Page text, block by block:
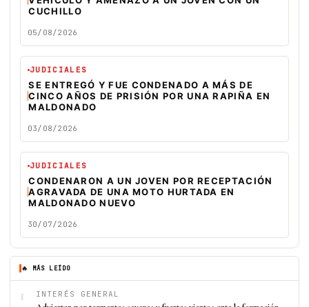
CUCHILLO
05/08/2026
JUDICIALES
SE ENTREGÓ Y FUE CONDENADO A MÁS DE
CINCO AÑOS DE PRISIÓN POR UNA RAPIÑA EN
MALDONADO
03/08/2026
JUDICIALES
CONDENARON A UN JOVEN POR RECEPTACIÓN
AGRAVADA DE UNA MOTO HURTADA EN
MALDONADO NUEVO
30/07/2026
🔥 MÁS LEÍDO
1 INTERÉS GENERAL